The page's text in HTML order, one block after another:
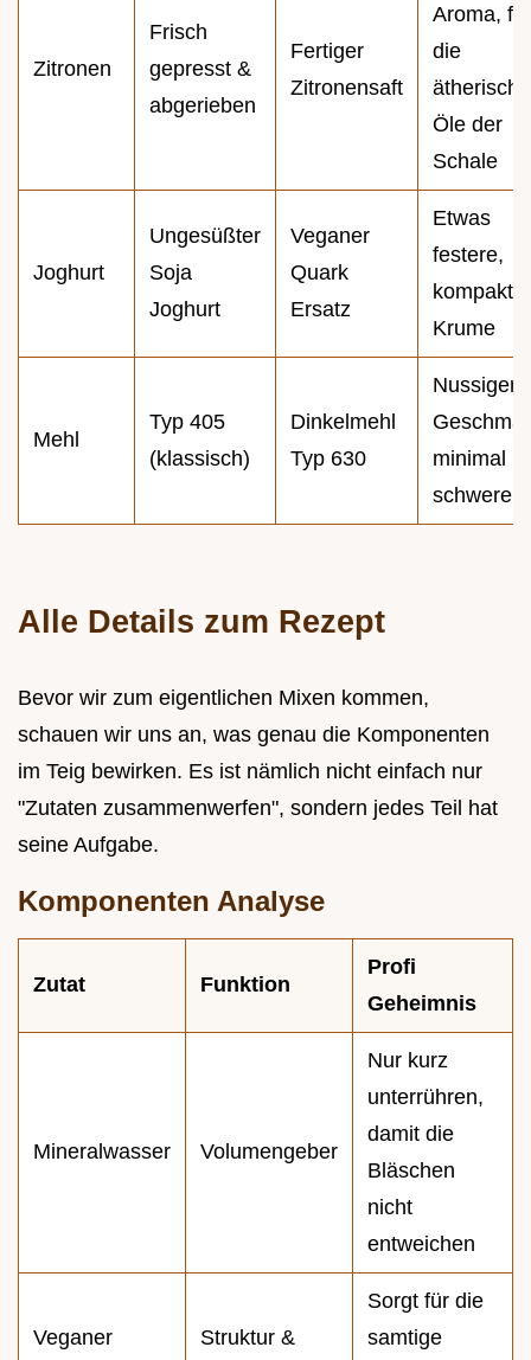
Zitronen
Frisch
gepresst &
abgerieben
Fertiger
Zitronensaft
Aroma,
die
ätherische
Öle der
Schale
Joghurt
Ungesüßter
Soja
Joghurt
Veganer
Quark
Ersatz
Etwas
festere,
Krume
Mehl
Typ 405
(klassisch)
Dinkelmehl
Typ 630
minimal
schwerer
Alle Details zum Rezept
Bevor wir zum eigentlichen Mixen kommen,
schauen wir uns an, was genau die Komponenten
im Teig bewirken. Es ist nämlich nicht einfach nur
"Zutaten zusammenwerfen", sondern jedes Teil hat
seine Aufgabe.
Komponenten Analyse
Zutat Funktion
Profi
Geheimnis
Mineralwasser Volumengeber
Nur kurz
unterrühren,
damit die
Bläschen
nicht
entweichen
Veganer
Struktur &
Sorgt für die
samtige